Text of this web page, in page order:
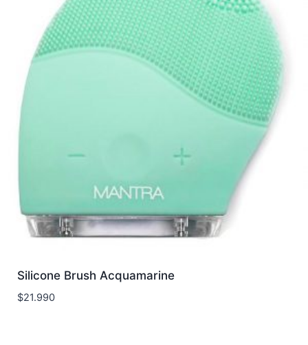
Silicone Brush Acquamarine
$21.990